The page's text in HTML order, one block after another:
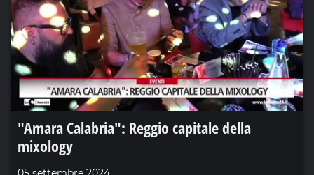
"Amara Calabria": Reggio capitale della
mixology